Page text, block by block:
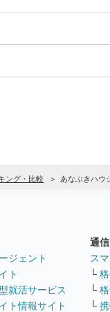
ング・比較 あなぶきハウ
ジェント
ト
就活サービス
ト情報サイト
通信
ス
└
└
└